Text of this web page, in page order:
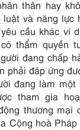
thân hay
và năng lực
cầu khác ví
thẩm quyền
đang chấp
phải đáp ứng
đang làm một
tham gia
thương mại
Cộng hoà